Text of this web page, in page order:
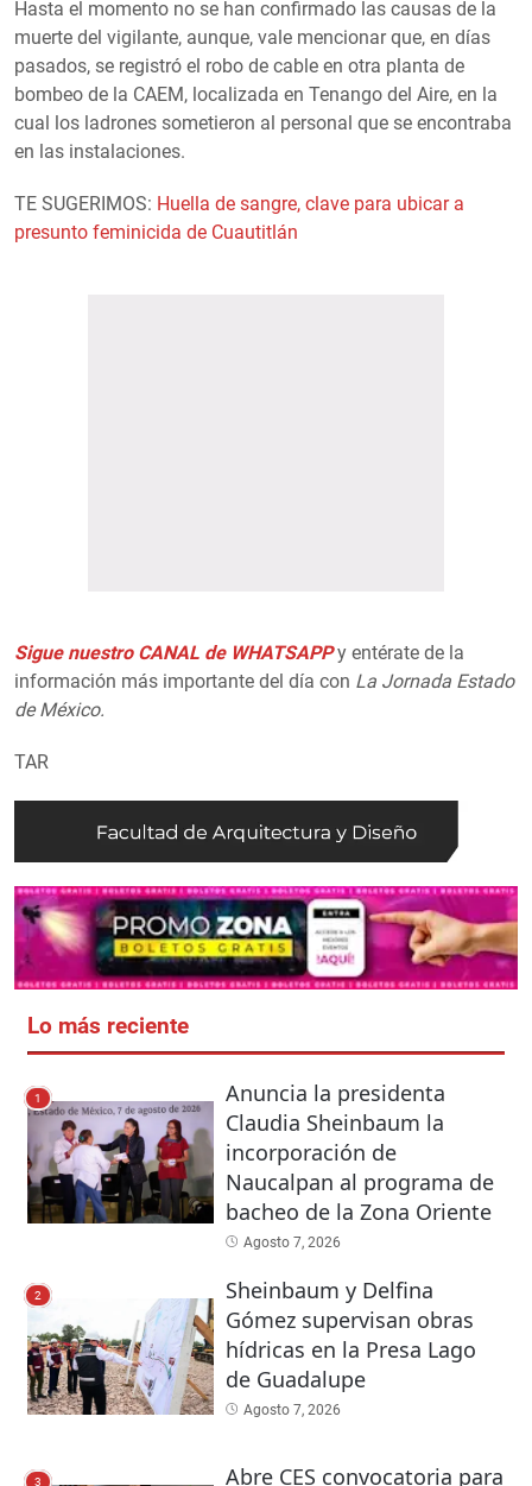
Hasta el momento no se han confirmado las causas de la
muerte del vigilante, aunque, vale mencionar que, en días
pasados, se registró el robo de cable en otra planta de
bombeo de la CAEM, localizada en Tenango del Aire, en la
cual los ladrones sometieron al personal que se encontraba
en las instalaciones.
TE SUGERIMOS: Huella de sangre, clave para ubicar a
presunto feminicida de Cuautitlán
Sigue nuestro CANAL de WHATSAPP y entérate de la
información más importante del día con La Jornada Estado
de México.
TAR
Lo más reciente
1
Anuncia la presidenta
Claudia Sheinbaum la
incorporación de
Naucalpan al programa de
bacheo de la Zona Oriente
Agosto 7, 2026
2
Sheinbaum y Delfina
Gómez supervisan obras
hídricas en la Presa Lago
de Guadalupe
Agosto 7, 2026
3 Abre CES convocatoria para